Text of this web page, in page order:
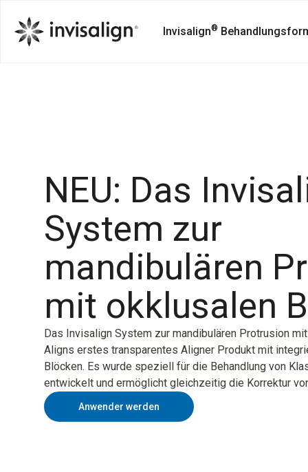
Invisalign®
NEU: Das
System zur
mandibulären
mit okklusalen
Das Invisalign System zur mandibulären Protrusion
Aligns erstes transparentes Aligner Produkt mit
Blöcken. Es wurde speziell für die Behandlung von
entwickelt und ermöglicht gleichzeitig die Korrektur
Anwender werden